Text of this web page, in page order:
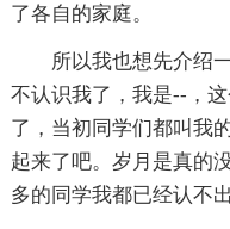
了各自的家庭。
所以我也想先介绍
不认识我了，我是--，
了，当初同学们都叫我
起来了吧。岁月是真的
多的同学我都已经认不出